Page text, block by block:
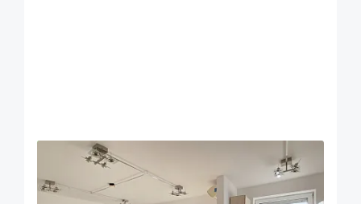
OFERTA NOUA COMISION 0%
Apartament cu boxa si parcare Avantgarden
Brasov